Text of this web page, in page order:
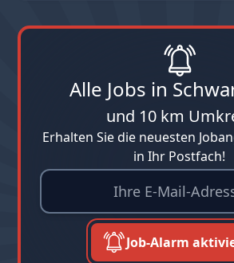
Alle Jobs in
und 10 km
Erhalten Sie die neuesten
in Ihr Postfach!
Job-Alarm